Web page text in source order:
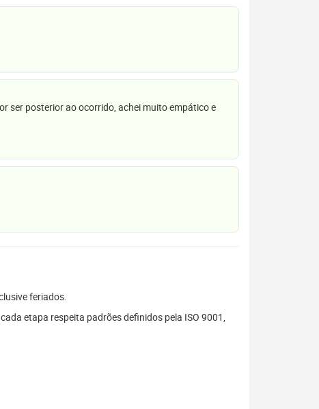
ser posterior ao ocorrido, achei muito empático e
feriados.
etapa respeita padrões definidos pela ISO 9001,